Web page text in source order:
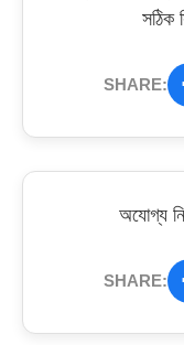
সঠিক
SHARE:
অযোগ্য
SHARE: